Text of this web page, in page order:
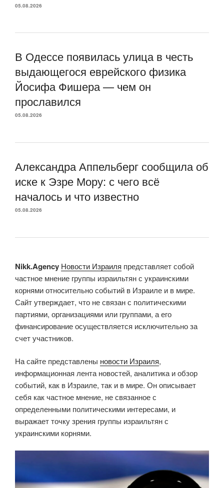
05.08.2026
В Одессе появилась улица в честь
выдающегося еврейского физика
Йосифа Фишера — чем он
прославился
05.08.2026
Александра Аппельберг сообщила об
иске к Эзре Мору: с чего всё
началось и что известно
05.08.2026
Nikk.Agency Новости Израиля представляет собой
частное мнение группы израильтян с украинскими
корнями относительно событий в Израиле и в мире.
Сайт утверждает, что не связан с политическими
партиями, организациями или группами, а его
финансирование осуществляется исключительно за
счет участников.
На сайте представлены новости Израиля,
информационная лента новостей, аналитика и обзор
событий, как в Израиле, так и в мире. Он описывает
себя как частное мнение, не связанное с
определенными политическими интересами, и
выражает точку зрения группы израильтян с
украинскими корнями.